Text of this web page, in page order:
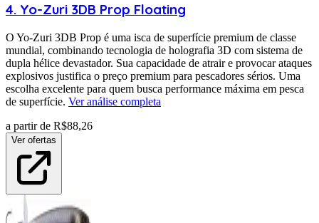
4. Yo-Zuri 3DB Prop Floating
O Yo-Zuri 3DB Prop é uma isca de superfície premium de classe
mundial, combinando tecnologia de holografia 3D com sistema de
dupla hélice devastador. Sua capacidade de atrair e provocar ataques
explosivos justifica o preço premium para pescadores sérios. Uma
escolha excelente para quem busca performance máxima em pesca
de superfície. Ver análise completa
a partir de R$88,26
Ver ofertas